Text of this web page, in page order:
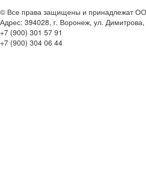
© Все права защищены и
Адрес: 394028, г. Воронеж, ул.
+7 (900) 301 57 91
+7 (900) 304 06 44